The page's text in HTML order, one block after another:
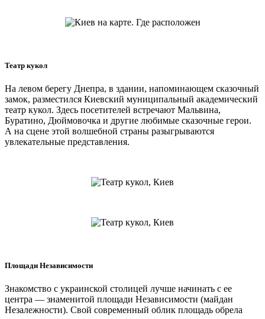
Театр кукол
На левом берегу Днепра, в здании, напоминающем сказочный
замок, разместился Киевский муниципальный академический
театр кукол. Здесь посетителей встречают Мальвина,
Буратино, Дюймовочка и другие любимые сказочные герои.
А на сцене этой волшебной страны разыгрываются
увлекательные представления.
Площади Независимости
Знакомство с украинской столицей лучше начинать с ее
центра — знаменитой площади Независимости (майдан
Незалежности). Свой современный облик площадь обрела